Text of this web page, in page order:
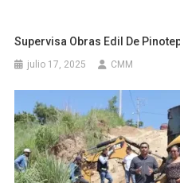
Supervisa Obras Edil De
julio 17, 2025 CMM